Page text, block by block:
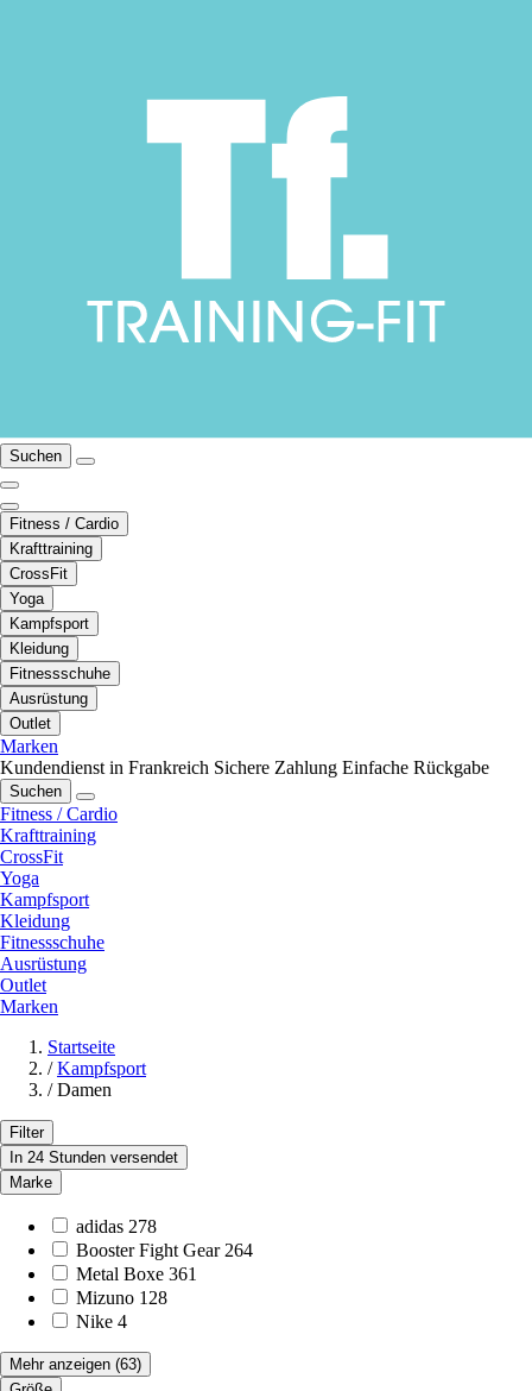
Suchen
Fitness / Cardio
Krafttraining
CrossFit
Yoga
Kampfsport
Kleidung
Fitnessschuhe
Ausrüstung
Outlet
Marken
Kundendienst in Frankreich Sichere Zahlung Einfache Rückgabe
Suchen
Fitness / Cardio
Krafttraining
CrossFit
Yoga
Kampfsport
Kleidung
Fitnessschuhe
Ausrüstung
Outlet
Marken
Startseite
/ Kampfsport
/ Damen
Filter
In 24 Stunden versendet
Marke
adidas 278
Booster Fight Gear 264
Metal Boxe 361
Mizuno 128
Nike 4
Mehr anzeigen (63)